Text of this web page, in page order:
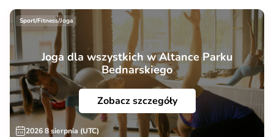
Sport/Fitness/Joga
Joga dla wszystkich w Altance Parku
Bednarskiego
Zobacz szczegóły
2026 8 sierpnia (UTC)